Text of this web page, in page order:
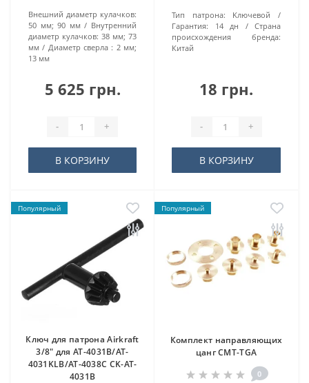
Внешний диаметр кулачков:
50 мм; 90 мм
Внутренний
диаметр кулачков: 38 мм; 73
мм
Диаметр сверла : 2 мм;
13 мм
5 625 грн.
- +
В КОРЗИНУ
Тип патрона:
Kлючeвoй
Гарантия:
14 дн
Страна
происхождения бренда:
Китай
18 грн.
- +
В КОРЗИНУ
Популярный
Ключ для патрона Airkraft
3/8" для AT-4031B/AT-
4031KLB/AT-4038C CK-AT-
4031B
Популярный
Комплект направляющих
цанг CMT-TGA
0